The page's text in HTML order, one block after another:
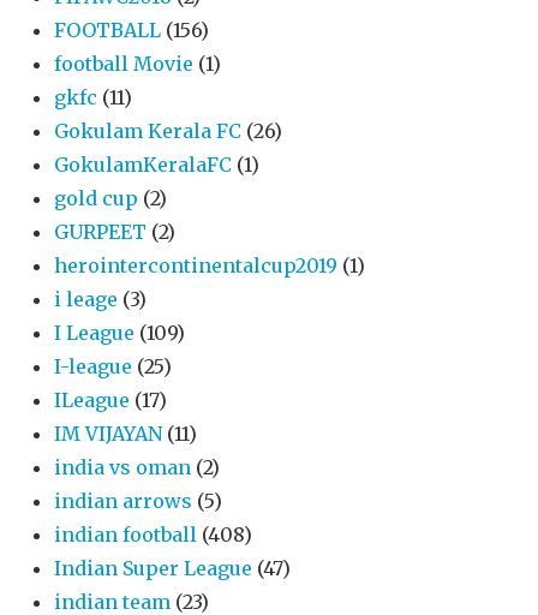
FOOTBALL (156)
football Movie (1)
gkfc (11)
Gokulam Kerala FC (26)
GokulamKeralaFC (1)
gold cup (2)
GURPEET (2)
herointercontinentalcup2019 (1)
i leage (3)
I League (109)
I-league (25)
ILeague (17)
IM VIJAYAN (11)
india vs oman (2)
indian arrows (5)
indian football (408)
Indian Super League (47)
indian team (23)